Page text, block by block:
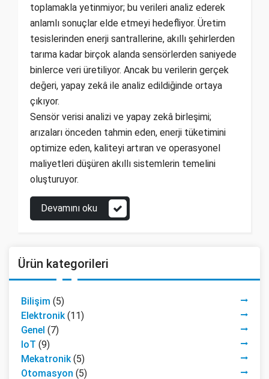
toplamakla yetinmiyor; bu verileri analiz ederek
anlamlı sonuçlar elde etmeyi hedefliyor. Üretim
tesislerinden enerji santrallerine, akıllı şehirlerden
tarıma kadar birçok alanda sensörlerden saniyede
binlerce veri üretiliyor. Ancak bu verilerin gerçek
değeri, yapay zekâ ile analiz edildiğinde ortaya
çıkıyor.
Sensör verisi analizi ve yapay zekâ birleşimi;
arızaları önceden tahmin eden, enerji tüketimini
optimize eden, kaliteyi artıran ve operasyonel
maliyetleri düşüren akıllı sistemlerin temelini
oluşturuyor.
Devamını oku
Ürün kategorileri
Bilişim (5)
Elektronik (11)
Genel (7)
IoT (9)
Mekatronik (5)
Otomasyon (5)